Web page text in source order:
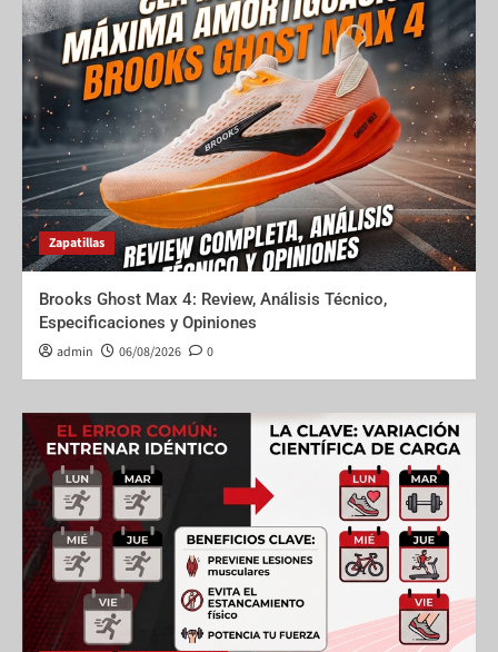
Zapatillas
Brooks Ghost Max 4: Review, Análisis Técnico,
Especificaciones y Opiniones
admin 06/08/2026 0